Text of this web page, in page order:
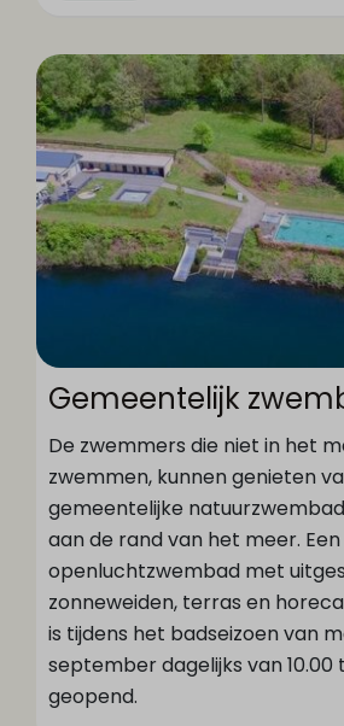
Gemeentelijk
De zwemmers die niet in het
zwemmen, kunnen genieten
gemeentelijke
aan de rand van het meer.
openluchtzwembad met
zonneweiden, terras en
is tijdens het badseizoen van
september dagelijks van 10.00
geopend.